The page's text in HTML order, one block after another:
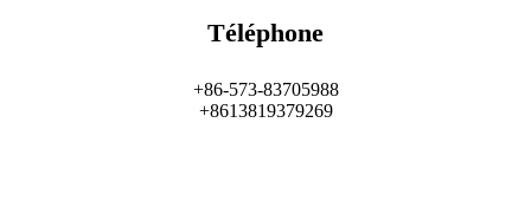
Téléphone
+86-573-83705988
+8613819379269